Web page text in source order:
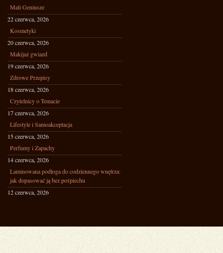
Mali Geniusze
22 czerwca, 2026
Kosmetyki
20 czerwca, 2026
Makijaż gwiazd
19 czerwca, 2026
Zdrowe Przepisy
18 czerwca, 2026
Czytelnicy o Temacie
17 czerwca, 2026
Lifestyle i Samoakceptacja
15 czerwca, 2026
Perfumy i Zapachy
14 czerwca, 2026
Laminowana podłoga do codziennego wnętrza:
jak dopasować ją bez pośpiechu
12 czerwca, 2026